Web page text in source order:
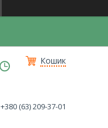
Кошик
+380 (63) 209-37-01